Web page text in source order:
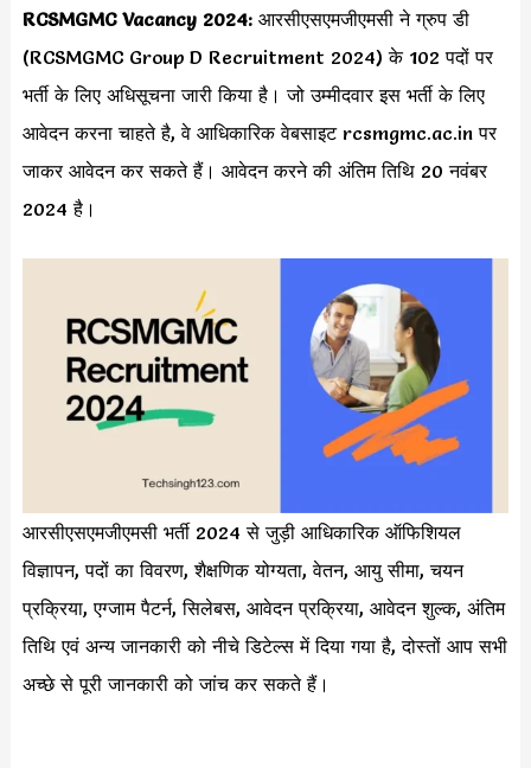
RCSMGMC Vacancy 2024:आरसीएसएमजीएमसी ने ग्रुप डी
(RCSMGMC Group D Recruitment 2024) के 102 पदों पर
भर्ती के लिए अधिसूचना जारी किया है। जो उम्मीदवार इस भर्ती के लिए
आवेदन करना चाहते है, वे आधिकारिक वेबसाइट rcsmgmc.ac.in पर
जाकर आवेदन कर सकते हैं। आवेदन करने की अंतिम तिथि 20 नवंबर
2024 है।
आरसीएसएमजीएमसी भर्ती 2024 से जुड़ी आधिकारिक ऑफिशियल
विज्ञापन, पदों का विवरण, शैक्षणिक योग्यता, वेतन, आयु सीमा, चयन
प्रक्रिया, एग्जाम पैटर्न, सिलेबस, आवेदन प्रक्रिया, आवेदन शुल्क, अंतिम
तिथि एवं अन्य जानकारी को नीचे डिटेल्स में दिया गया है, दोस्तों आप सभी
अच्छे से पूरी जानकारी को जांच कर सकते हैं।